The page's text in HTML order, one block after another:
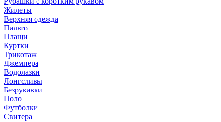
Жилеты
Верхняя одежда
Пальто
Плащи
Куртки
Трикотаж
Джемпера
Водолазки
Лонгсливы
Безрукавки
Поло
Футболки
Свитера